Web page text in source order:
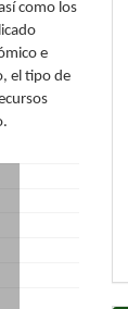
como los
e
el tipo de